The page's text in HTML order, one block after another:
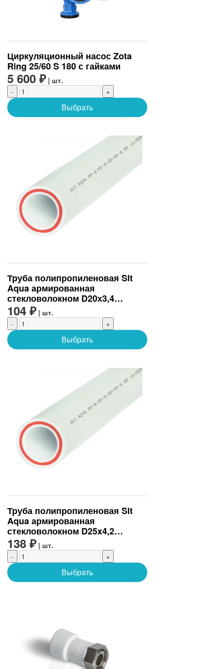
Циркуляционный насос Zota
Ring 25/60 S 180 с гайками
5 600 ₽ | шт.
-
+
Выбрать
Труба полипропиленовая Slt
Aqua армированная
стекловолокном D20х3,4
(SLTPGF62025)
104 ₽ | шт.
-
+
Выбрать
Труба полипропиленовая Slt
Aqua армированная
стекловолокном D25x4,2
(SLTPGF62525)
138 ₽ | шт.
-
+
Выбрать